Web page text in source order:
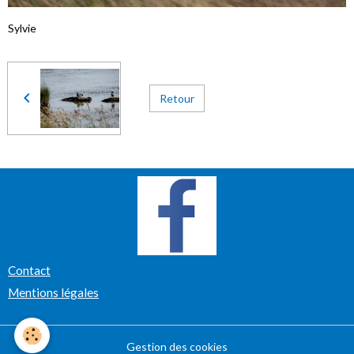
Sylvie
Retour
Contact
Mentions légales
Gestion des cookies